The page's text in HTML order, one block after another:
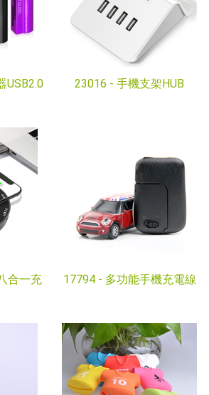
USB2.0 23016 - 手機支架HUB
合一充
17794 - 多功能手機充電線